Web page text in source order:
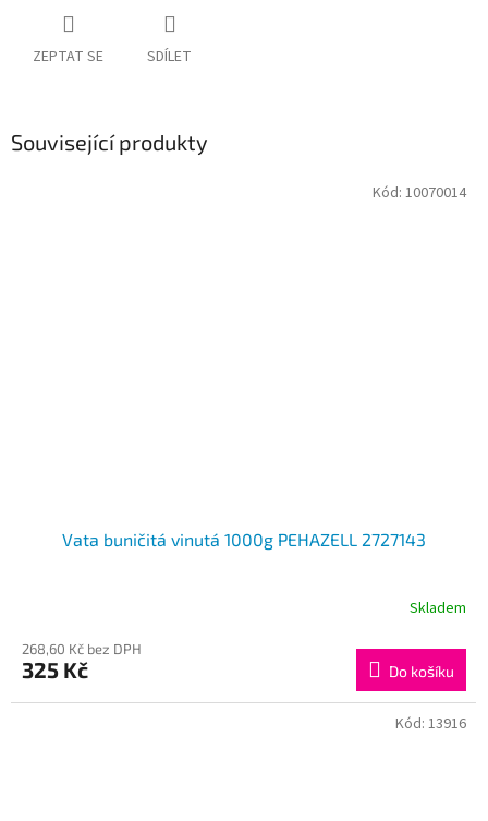
ZEPTAT SE SDÍLET
Související produkty
Vata buničitá vinutá 1000g PEHAZELL 2727143
Skladem
268,60 Kč bez DPH
325 Kč Do košíku
Kód: 10070014
Kód: 13916